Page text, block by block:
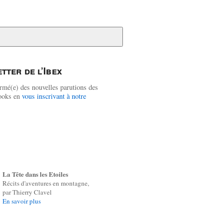
de l’Ibex
des nouvelles parutions des
en vous inscrivant à notre
La Tête dans les Etoiles
Récits d'aventures en montagne,
par Thierry Clavel
En savoir plus